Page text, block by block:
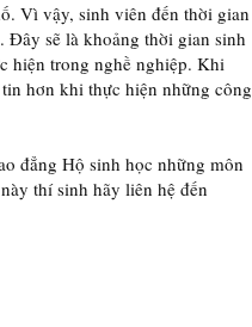
Vì vậy, sinh viên đến thời gian
Đây sẽ là khoảng thời gian sinh
hiện trong nghề nghiệp. Khi
hơn khi thực hiện những công
đẳng Hộ sinh học những môn
thí sinh hãy liên hệ đến